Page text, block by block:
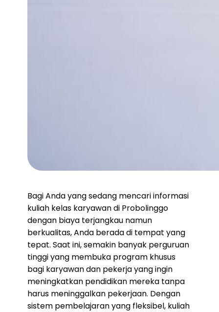
Bagi Anda yang sedang mencari informasi
kuliah kelas karyawan di Probolinggo
dengan biaya terjangkau namun
berkualitas, Anda berada di tempat yang
tepat. Saat ini, semakin banyak perguruan
tinggi yang membuka program khusus
bagi karyawan dan pekerja yang ingin
meningkatkan pendidikan mereka tanpa
harus meninggalkan pekerjaan. Dengan
sistem pembelajaran yang fleksibel, kuliah